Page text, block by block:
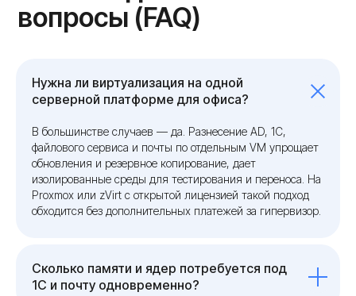
Нужна ли виртуализация на одной
серверной платформе для офиса?
В большинстве случаев — да. Разнесение AD, 1С,
файлового сервиса и почты по отдельным VM упрощает
обновления и резервное копирование, дает
изолированные среды для тестирования и переноса. На
Proxmox или zVirt с открытой лицензией такой подход
обходится без дополнительных платежей за гипервизор.
Сколько памяти и ядер потребуется под
1С и почту одновременно?